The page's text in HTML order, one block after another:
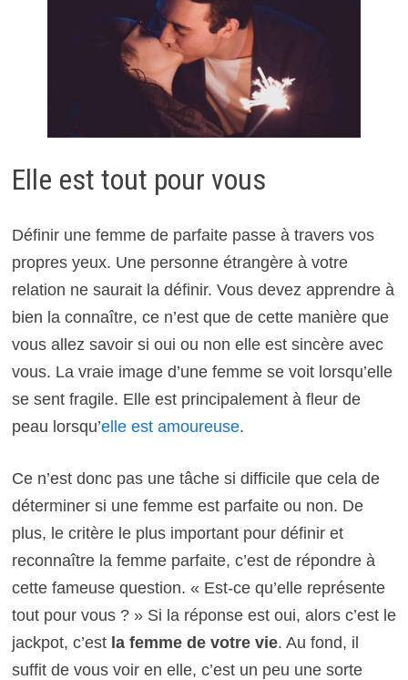
Elle est tout pour vous
Définir une femme de parfaite passe à travers vos
propres yeux. Une personne étrangère à votre
relation ne saurait la définir. Vous devez apprendre à
bien la connaître, ce n’est que de cette manière que
vous allez savoir si oui ou non elle est sincère avec
vous. La vraie image d’une femme se voit lorsqu’elle
se sent fragile. Elle est principalement à fleur de
peau lorsqu’elle est amoureuse.
Ce n’est donc pas une tâche si difficile que cela de
déterminer si une femme est parfaite ou non. De
plus, le critère le plus important pour définir et
reconnaître la femme parfaite, c’est de répondre à
cette fameuse question. « Est-ce qu’elle représente
tout pour vous ? » Si la réponse est oui, alors c’est le
jackpot, c’est la femme de votre vie. Au fond, il
suffit de vous voir en elle, c’est un peu une sorte